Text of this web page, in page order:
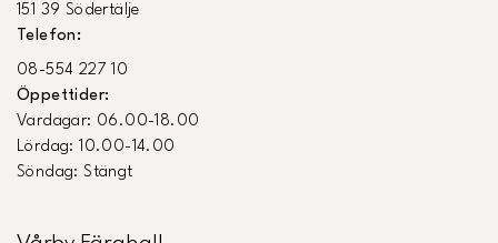
151 39 Södertälje
Telefon:
08-554 227 10
Öppettider:
Vardagar: 06.00-18.00
Lördag: 10.00-14.00
Söndag: Stängt